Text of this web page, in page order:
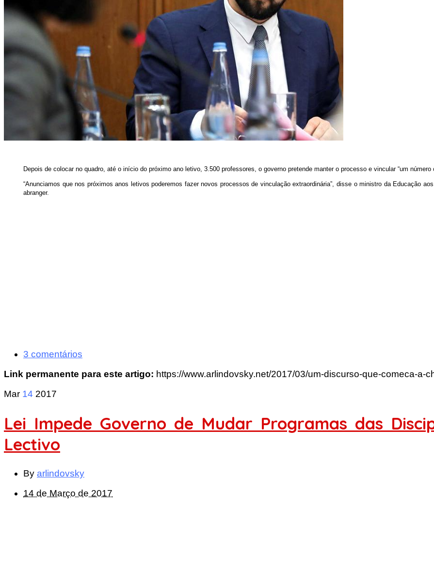
Depois de colocar no quadro, até o início do próximo ano letivo, 3.500 professores, o governo pretende manter o processo e vincular “um número
“Anunciamos que nos próximos anos letivos poderemos fazer novos processos de vinculação extraordinária”, disse o ministro da Educação
abranger.
3 comentários
Link permanente para este artigo: https://www.arlindovsky.net/2017/03/um-discurso-que-comeca-a-
Mar 14 2017
Lei Impede Governo de Mudar Programas das
Lectivo
By arlindovsky
14 de Março de 2017